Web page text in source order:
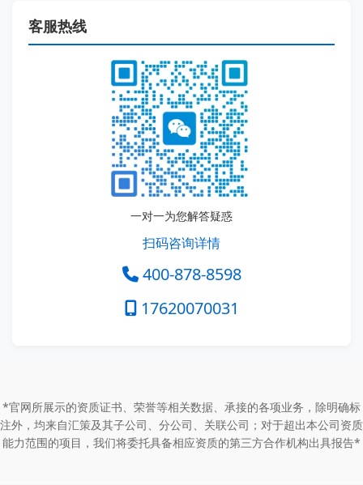
客服热线
一对一为您解答疑惑
扫码咨询详情
400-878-8598
17620070031
*官网所展示的资质证书、荣誉等相关数据、承接的各项业务，除明确标
注外，均来自汇策及其子公司、分公司、关联公司；对于超出本公司资质
能力范围的项目，我们将委托具备相应资质的第三方合作机构出具报告*